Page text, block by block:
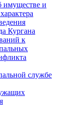
имуществе и
Кургана
к
службе